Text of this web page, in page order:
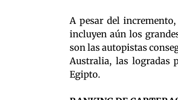
A pesar del
incluyen aún los
son las autopistas
Australia, las logradas
Egipto.